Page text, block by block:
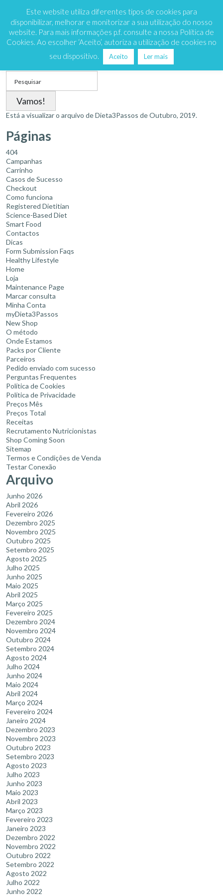
808 200 333 Marque já
Outubro 2019
for:
Está a visualizar o arquivo deDieta3Passos de Outubro, 2019.
Páginas
404
Campanhas
Carrinho
Casos de Sucesso
Checkout
Como funciona
Registered Dietitian
Science-Based Diet
Smart Food
Contactos
Dicas
Form Submission Faqs
Healthy Lifestyle
Home
Loja
Maintenance Page
Marcar consulta
Minha Conta
myDieta3Passos
New Shop
O método
Onde Estamos
Packs por Cliente
Parceiros
Pedido enviado com sucesso
Perguntas Frequentes
Política de Cookies
Política de Privacidade
Preços Mês
Preços Total
Receitas
Recrutamento Nutricionistas
Shop Coming Soon
Sitemap
Termos e Condições de Venda
Testar Conexão
Arquivo
Junho 2026
Abril 2026
Fevereiro 2026
Dezembro 2025
Novembro 2025
Outubro 2025
Setembro 2025
Agosto 2025
Julho 2025
Junho 2025
Maio 2025
Abril 2025
Março 2025
Fevereiro 2025
Dezembro 2024
Novembro 2024
Outubro 2024
Setembro 2024
Agosto 2024
Julho 2024
Junho 2024
Maio 2024
Abril 2024
Março 2024
Fevereiro 2024
Janeiro 2024
Dezembro 2023
Novembro 2023
Outubro 2023
Setembro 2023
Agosto 2023
Julho 2023
Junho 2023
Maio 2023
Abril 2023
Março 2023
Fevereiro 2023
Janeiro 2023
Dezembro 2022
Novembro 2022
Outubro 2022
Setembro 2022
Agosto 2022
Julho 2022
Junho 2022
Este website utiliza diferentes tipos de cookies para
disponibilizar, melhorar e monitorizar a sua utilização do nosso
website. Para mais informações p.f. consulte a nossa Política de
Cookies. Ao escolher ‘Aceito’, autoriza a utilização de cookies no
seu dispositivo.
Aceito Ler mais